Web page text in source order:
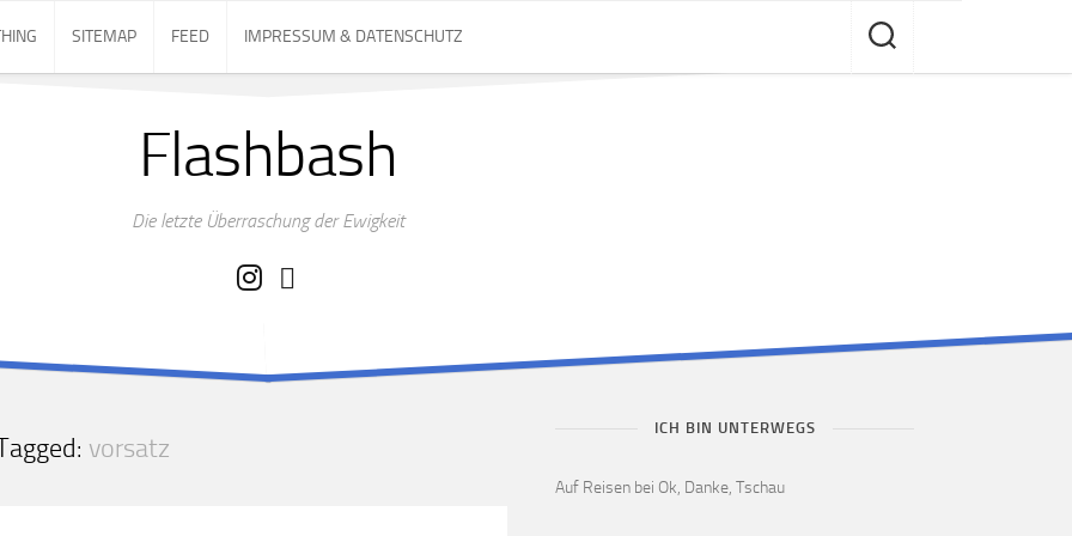
SITEMAP FEED IMPRESSUM & DATENSCHUTZ
Flashbash
Die letzte Überraschung der Ewigkeit
vorsatz
ICH BIN UNTERWEGS
Auf Reisen bei Ok, Danke, Tschau